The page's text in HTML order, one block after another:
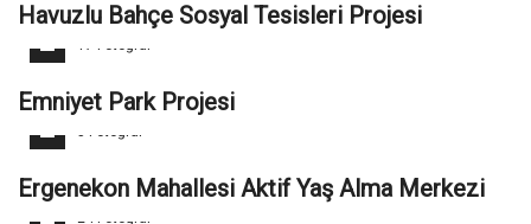
Havuzlu Bahçe Sosyal Tesisleri Projesi
17 Fotoğraf
Emniyet Park Projesi
5 Fotoğraf
Ergenekon Mahallesi Aktif Yaş Alma Merkezi
24 Fotoğraf